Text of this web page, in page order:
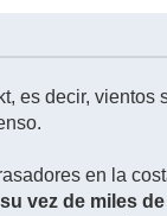
es decir, vientos
en la
vez de miles